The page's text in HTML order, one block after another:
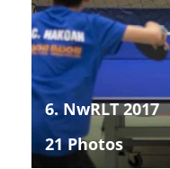
6. NwRLT 2017
21 Photos